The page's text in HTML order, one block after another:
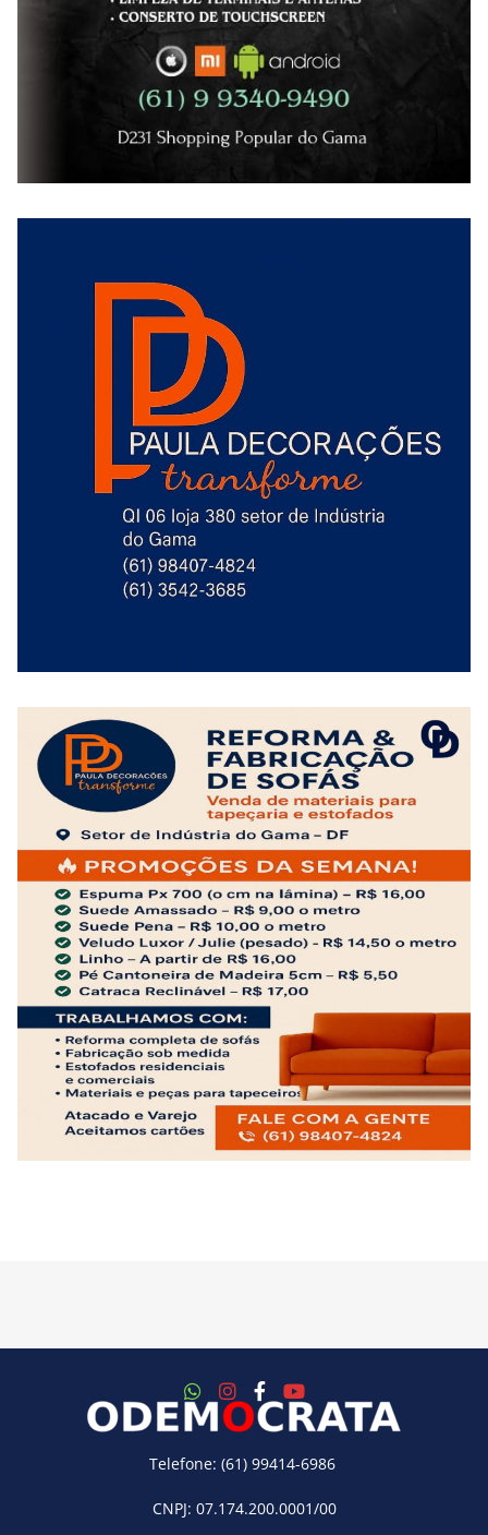
Telefone: (61) 99414-6986
CNPJ: 07.174.200.0001/00